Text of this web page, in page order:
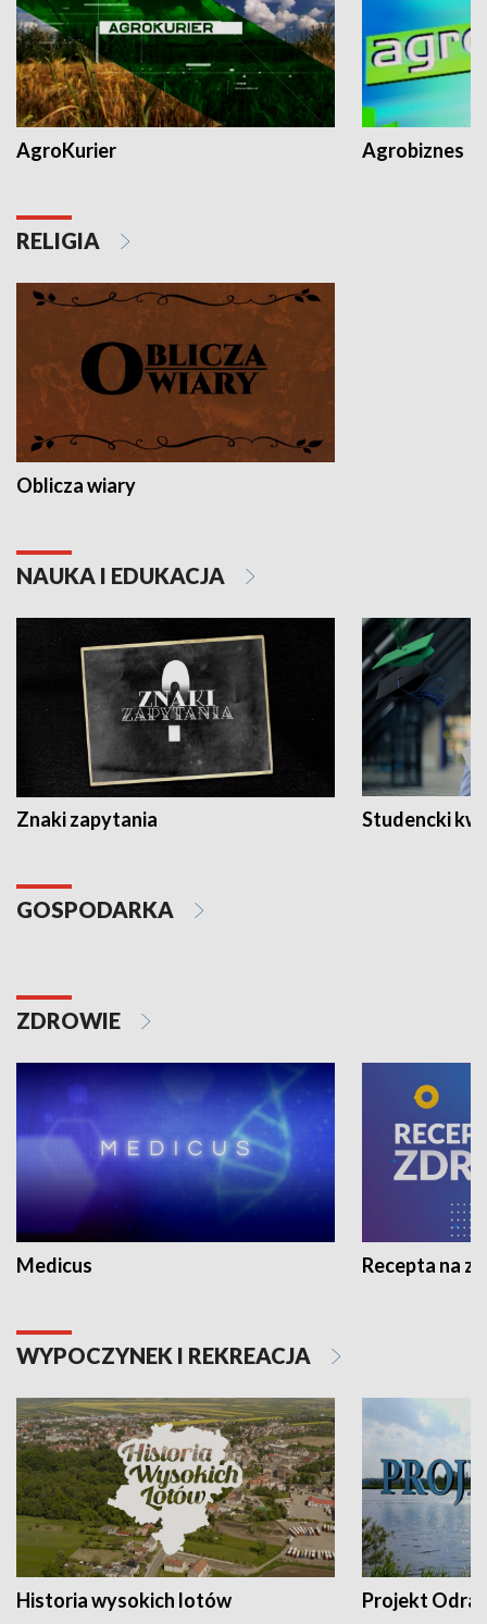
AgroKurier Agrobiznes
RELIGIA
Oblicza wiary
NAUKA I EDUKACJA
Znaki zapytania Studencki
GOSPODARKA
ZDROWIE
Medicus Recepta na
WYPOCZYNEK I REKREACJA
Historia wysokich lotów Projekt Odra